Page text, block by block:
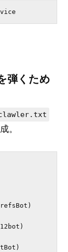
弾くため
clawler.txt
。